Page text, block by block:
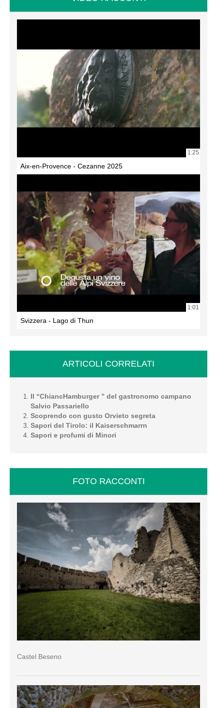
1:25
Aix-en-Provence - Cezanne 2025
1:01
Svizzera - Lago di Thun
ARTICOLI CORRELATI
Il “ChiancHamburger ” del gastronomo campano
Salvio Passariello
Scoprendo con gusto Orvieto segreta
Sapori del Tirolo: il Kaiserschmarrn
Sapori e profumi di Minori
FOTO RACCONTI
Castel Beseno